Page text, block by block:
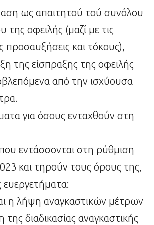
ως απαιτητού τού συνόλου
της οφειλής (μαζί με τις
προσαυξήσεις και τόκους),
της είσπραξης της οφειλής
από την ισχύουσα
για όσους ενταχθούν στη
εντάσσονται στη ρύθμιση
και τηρούν τους όρους της,
ευεργετήματα:
η λήψη αναγκαστικών μέτρων
της διαδικασίας αναγκαστικής